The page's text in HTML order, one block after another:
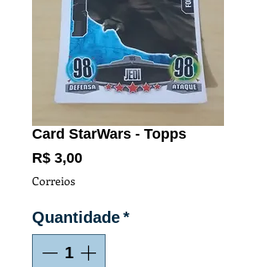
Card StarWars - Topps
R$ 3,00Preço
Correios
Quantidade*